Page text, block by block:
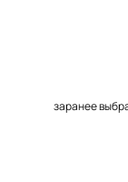
заранее